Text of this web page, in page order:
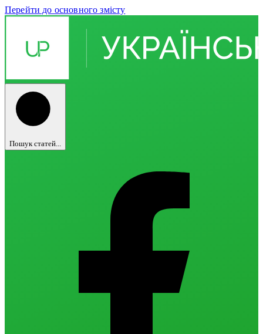
Перейти до основного змісту
Пошук статей...